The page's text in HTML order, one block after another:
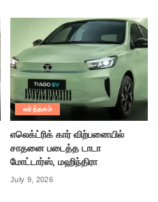
வர்த்தகம்
எலெக்ட்ரிக் கார் விற்பனையில்
சாதனை படைத்த டாடா
மோட்டார்ஸ், மஹிந்திரா
July 9, 2026